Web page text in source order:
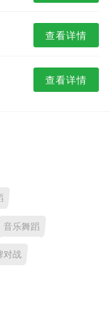
查看详情
查看详情
音乐舞蹈
对战